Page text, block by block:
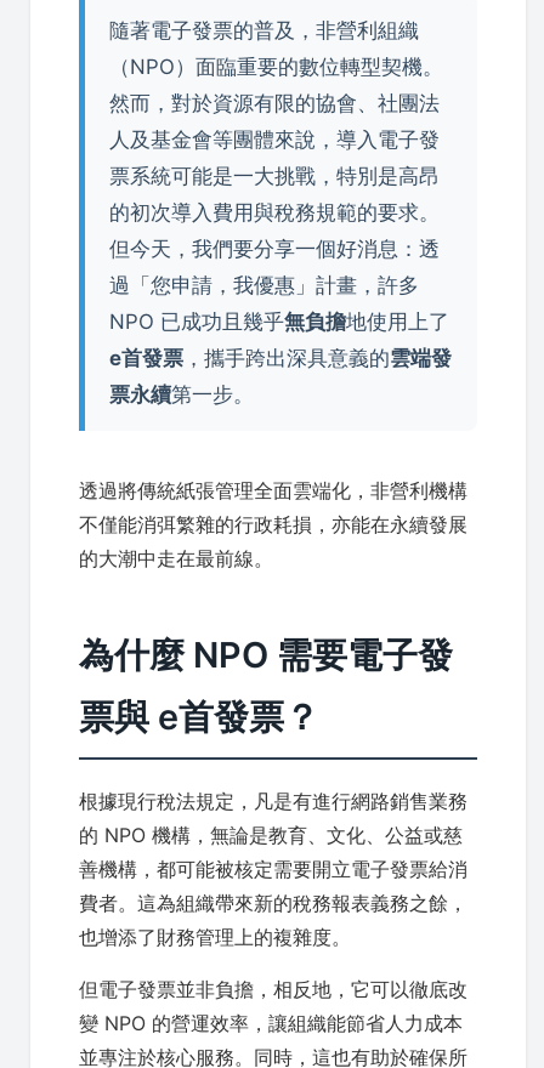
隨著電子發票的普及，非營利組織
（NPO）面臨重要的數位轉型契機。
然而，對於資源有限的協會、社團法
人及基金會等團體來說，導入電子發
票系統可能是一大挑戰，特別是高昂
的初次導入費用與稅務規範的要求。
但今天，我們要分享一個好消息：透
過「您申請，我優惠」計畫，許多
NPO 已成功且幾乎無負擔地使用上了
e首發票 ，攜手跨出深具意義的雲端發
票永續第一步。
透過將傳統紙張管理全面雲端化，非營利機構
不僅能消弭繁雜的行政耗損，亦能在永續發展
的大潮中走在最前線。
為什麼 NPO 需要電子發
票與 e首發票？
根據現行稅法規定，凡是有進行網路銷售業務
的 NPO 機構，無論是教育、文化、公益或慈
善機構，都可能被核定需要開立電子發票給消
費者。這為組織帶來新的稅務報表義務之餘，
也增添了財務管理上的複雜度。
但電子發票並非負擔，相反地，它可以徹底改
變 NPO 的營運效率，讓組織能節省人力成本
並專注於核心服務。同時，這也有助於確保所